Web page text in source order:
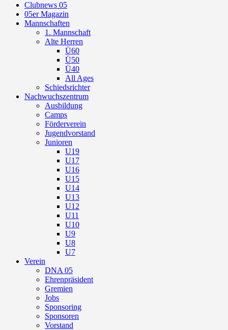
Clubnews 05
05er Magazin
Mannschaften
1. Mannschaft
Alte Herren
Ü60
Ü50
Ü40
All Ages
Schiedsrichter
Nachwuchszentrum
Ausbildung
Camps
Förderverein
Jugendvorstand
Junioren
U19
U17
U16
U15
U14
U13
U12
U11
U10
U9
U8
U7
Verein
DNA 05
Ehrenpräsident
Gremien
Jobs
Sponsoring
Sponsoren
Vorstand